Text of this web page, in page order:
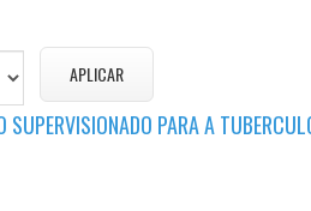
SUPERVISIONADO PARA A